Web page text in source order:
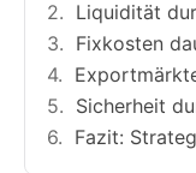
Liquidität
Fixkosten
Sicherheit
Fazit: